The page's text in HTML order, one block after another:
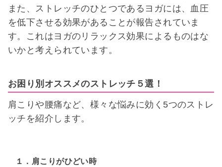
また、ストレッチのひとつであるヨガには、血圧
を低下させる効果があることが報告されていま
す。これはヨガのリラックス効果によるものはな
いかと考えられています。
お困り別オススメのストレッチ５選！
肩こりや腰痛など、様々な悩みに効く5つのストレ
ッチを紹介します。
１．肩こりがひどい時